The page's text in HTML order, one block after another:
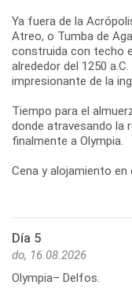
Ya fuera de la
Atreo, o Tumba de
construida con techo
alrededor del 1250
impresionante de la
Tiempo para el
donde atravesando la
finalmente a Olympia.
Cena y alojamiento en
Día 5
do, 16.08.2026
Olympia– Delfos.